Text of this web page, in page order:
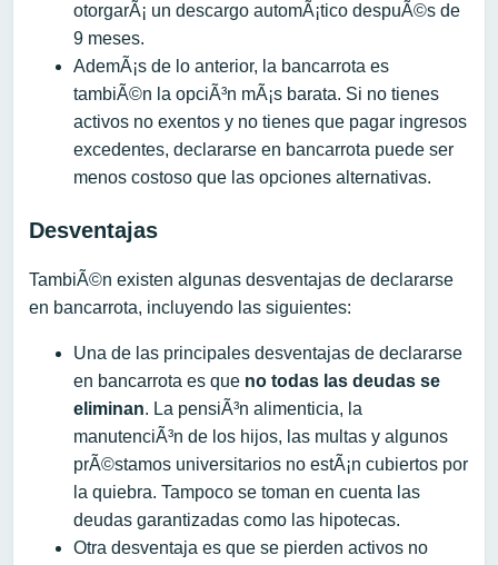
otorgarÃ¡ un descargo automÃ¡tico despuÃ©s de
9 meses.
AdemÃ¡s de lo anterior, la bancarrota es
tambiÃ©n la opciÃ³n mÃ¡s barata. Si no tienes
activos no exentos y no tienes que pagar ingresos
excedentes, declararse en bancarrota puede ser
menos costoso que las opciones alternativas.
Desventajas
TambiÃ©n existen algunas desventajas de declararse
en bancarrota, incluyendo las siguientes:
Una de las principales desventajas de declararse
en bancarrota es que no todas las deudas se
eliminan. La pensiÃ³n alimenticia, la
manutenciÃ³n de los hijos, las multas y algunos
prÃ©stamos universitarios no estÃ¡n cubiertos por
la quiebra. Tampoco se toman en cuenta las
deudas garantizadas como las hipotecas.
Otra desventaja es que se pierden activos no